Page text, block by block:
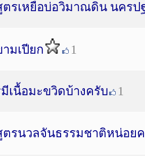
ตรเหยื่อบ่อวิมาณดิน นครป
มเปียก 1
เนื้อมะขวิดบ้างครับ 1
ตรนวลจันธรรมชาติหน่อย